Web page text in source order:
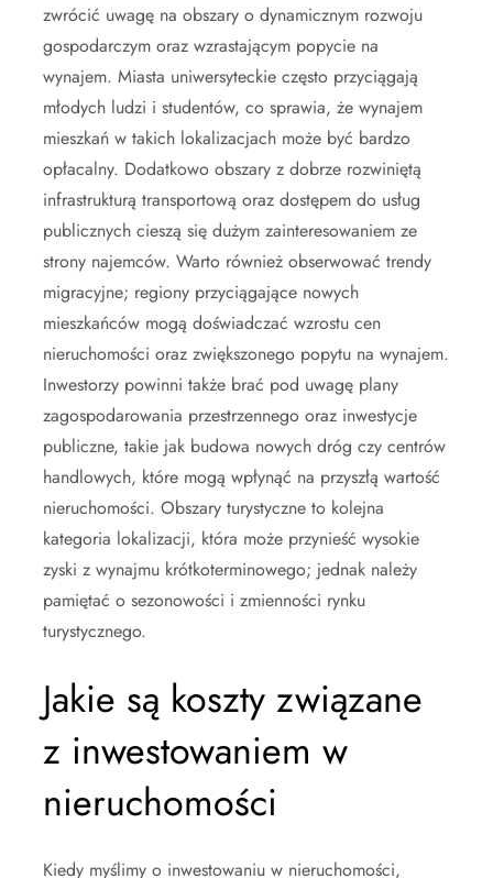
zwrócić uwagę na obszary o dynamicznym rozwoju
gospodarczym oraz wzrastającym popycie na
wynajem. Miasta uniwersyteckie często przyciągają
młodych ludzi i studentów, co sprawia, że wynajem
mieszkań w takich lokalizacjach może być bardzo
opłacalny. Dodatkowo obszary z dobrze rozwiniętą
infrastrukturą transportową oraz dostępem do usług
publicznych cieszą się dużym zainteresowaniem ze
strony najemców. Warto również obserwować trendy
migracyjne; regiony przyciągające nowych
mieszkańców mogą doświadczać wzrostu cen
nieruchomości oraz zwiększonego popytu na wynajem.
Inwestorzy powinni także brać pod uwagę plany
zagospodarowania przestrzennego oraz inwestycje
publiczne, takie jak budowa nowych dróg czy centrów
handlowych, które mogą wpłynąć na przyszłą wartość
nieruchomości. Obszary turystyczne to kolejna
kategoria lokalizacji, która może przynieść wysokie
zyski z wynajmu krótkoterminowego; jednak należy
pamiętać o sezonowości i zmienności rynku
turystycznego.
Jakie są koszty związane
z inwestowaniem w
nieruchomości
Kiedy myślimy o inwestowaniu w nieruchomości,